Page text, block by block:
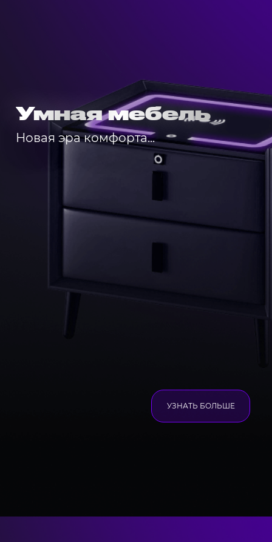
Умная мебель
Новая эра комфорта...
УЗНАТЬ БОЛЬШЕ